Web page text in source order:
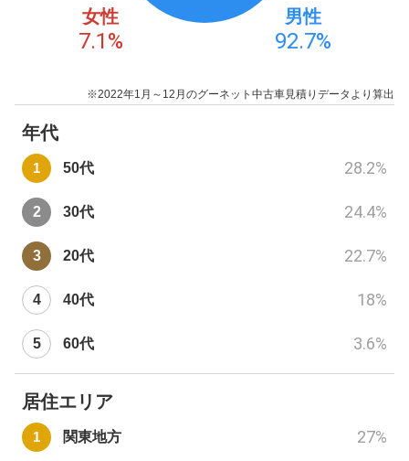
女性
7.1%
男性
92.7%
※2022年1月～12月のグーネット中古車見積りデータより算出
年代
50代 28.2%
30代 24.4%
20代 22.7%
40代 18%
60代 3.6%
居住エリア
関東地方 27%